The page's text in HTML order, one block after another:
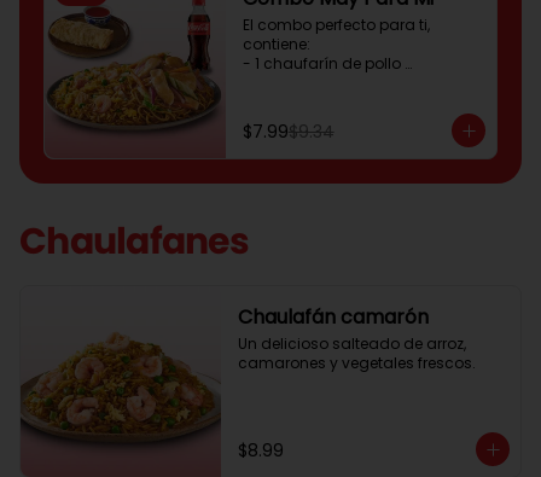
El combo perfecto para ti,
contiene:
- 1 chaufarín de pollo
$7.99$9.34
Chaulafanes
Chaulafán camarón
Un delicioso salteado de arroz,
camarones y vegetales frescos.
$8.99